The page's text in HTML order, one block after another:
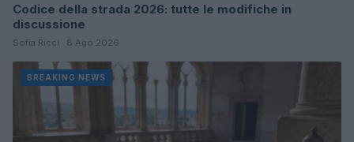
Codice della strada 2026: tutte le modifiche in
discussione
Sofia Ricci · 8 Ago 2026
BREAKING NEWS